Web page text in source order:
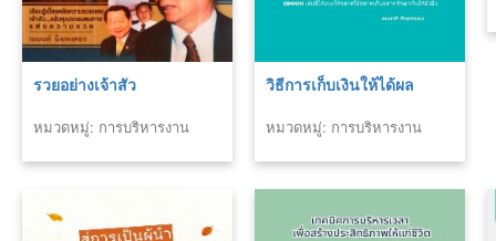
รวยอย่างเจ้าสัว
หมวดหมู่: การบริหารงาน
วิธีการเก็บเงินให้ได้ผล
หมวดหมู่: การบริหารงาน